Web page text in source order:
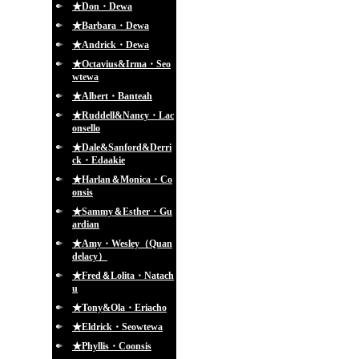
★Don・Dewa
★Barbara・Dewa
★Andrick・Dewa
★Octavius&Irma・Seo
wtewa
★Albert・Banteah
★Ruddell&Nancy・Lac
onsello
★Dale&Sanford&Derri
ck・Edaakie
★Harlan＆Monica・Co
onsis
★Sammy＆Esther・Gu
ardian
★Amy・Wesley（Quan
delacy）
★Fred＆Lolita・Natach
u
★Tony&Ola・Eriacho
★Eldrick・Seowtewa
★Phyllis・Coonsis